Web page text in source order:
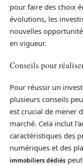
pour faire des choix
évolutions, les
nouvelles
en vigueur.
Conseils pour
Pour réussir un
plusieurs conseils
est crucial de mener
marché. Cela inclut
caractéristiques des
numériques et des
immobiliers dédiés